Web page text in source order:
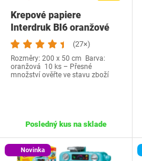
Krepové papiere
Interdruk BI6 oranžové
(27×)
Rozměry: 200 x 50 cm Barva:
oranžová 10 ks – Přesné
množství ověřte ve stavu zboží
Posledný kus na sklade
Novinka